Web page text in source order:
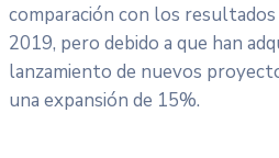
comparación con los
2019, pero debido a que han
lanzamiento de nuevos
una expansión de 15%.